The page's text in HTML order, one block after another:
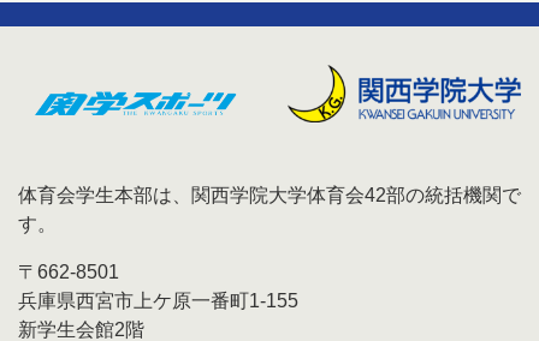
体育会学生本部は、関西学院大学体育会42部の統括機関で
す。
〒662-8501
兵庫県西宮市上ケ原一番町1-155
新学生会館2階